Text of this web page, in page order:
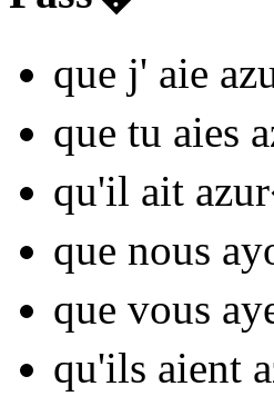
que j' aie
que tu aies
qu'il ait azur
que nous
que vous
qu'ils aient